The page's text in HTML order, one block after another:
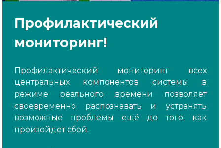
Профилактический
мониторинг!
Профилактический мониторинг всех
центральных компонентов системы в
режиме реального времени позволяет
своевременно распознавать и устранять
возможные проблемы ещё до того, как
произойдет сбой.